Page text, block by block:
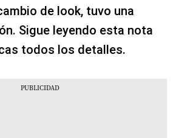
de look, tuvo una
Sigue leyendo esta nota
todos los detalles.